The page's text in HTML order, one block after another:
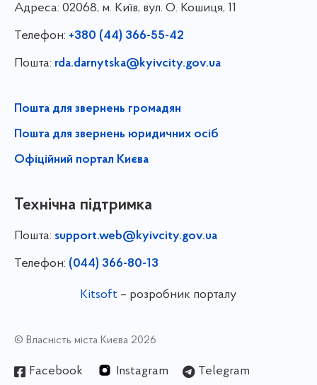
Адреса: 02068, м. Київ, вул. О. Кошиця, 11
Телефон: +380 (44) 366-55-42
Пошта: rda.darnytska@kyivcity.gov.ua
Пошта для звернень громадян
Пошта для звернень юридичних осіб
Офіційний портал Києва
Технічна підтримка
Пошта: support.web@kyivcity.gov.ua
Телефон: (044) 366-80-13
Kitsoft – розробник порталу
© Власність міста Києва 2026
Facebook Instagram Telegram